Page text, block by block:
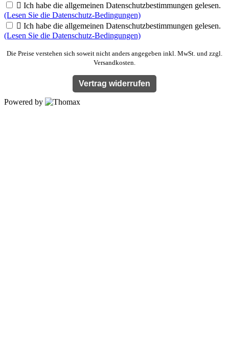
 Ich habe die allgemeinen Datenschutzbestimmungen gelesen.
(Lesen Sie die Datenschutz-Bedingungen)
 Ich habe die allgemeinen Datenschutzbestimmungen gelesen.
(Lesen Sie die Datenschutz-Bedingungen)
Die Preise verstehen sich soweit nicht anders angegeben inkl. MwSt. und zzgl.
Versandkosten.
Vertrag widerrufen
Powered by